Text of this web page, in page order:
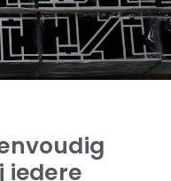
iedere